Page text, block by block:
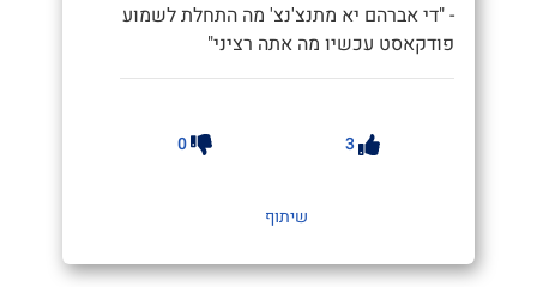
- "די אברהם יא מתנצ'נצ' מה התחלת לשמוע
פודקאסט עכשיו מה אתה רציני"
3
0
שיתוף